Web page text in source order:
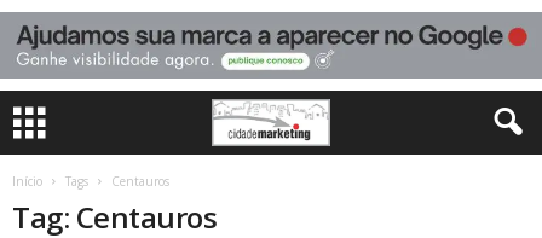
Início Tags Centauros
Tag: Centauros